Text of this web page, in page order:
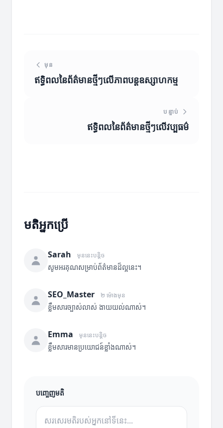
មុន
ឥទ្ធិពលនៃព័ត៌មានថ្មីៗលើភាពបន្តឧស្សាហកម្ម
បន្ទាប់
ឥទ្ធិពលនៃព័ត៌មានថ្មីៗលើវប្បធម៌
មតិអ្នកប្រើ
Sarah មុននេះបន្តិច
សូមអរគុណសម្រាប់ព័ត៌មានដ៏ល្អនេះ។
SEO_Master ២ ម៉ោងមុន
ខ្លឹមសារច្បាស់លាស់ ងាយយល់ណាស់។
Emma មុននេះបន្តិច
ខ្លឹមសារមានប្រយោជន៍ខ្លាំងណាស់។
បញ្ចេញមតិ